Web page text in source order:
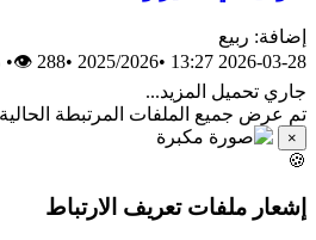
إضافة: ربيع
2026-03-28 13:27
•
2025/2026
•
•👁 288
جاري تحميل المزيد...
تم عرض جميع الملفات المرتبطة
×
🍪
إشعار ملفات تعريف الارتباط